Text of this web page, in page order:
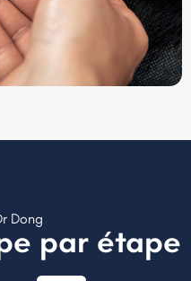
Dong
par étape